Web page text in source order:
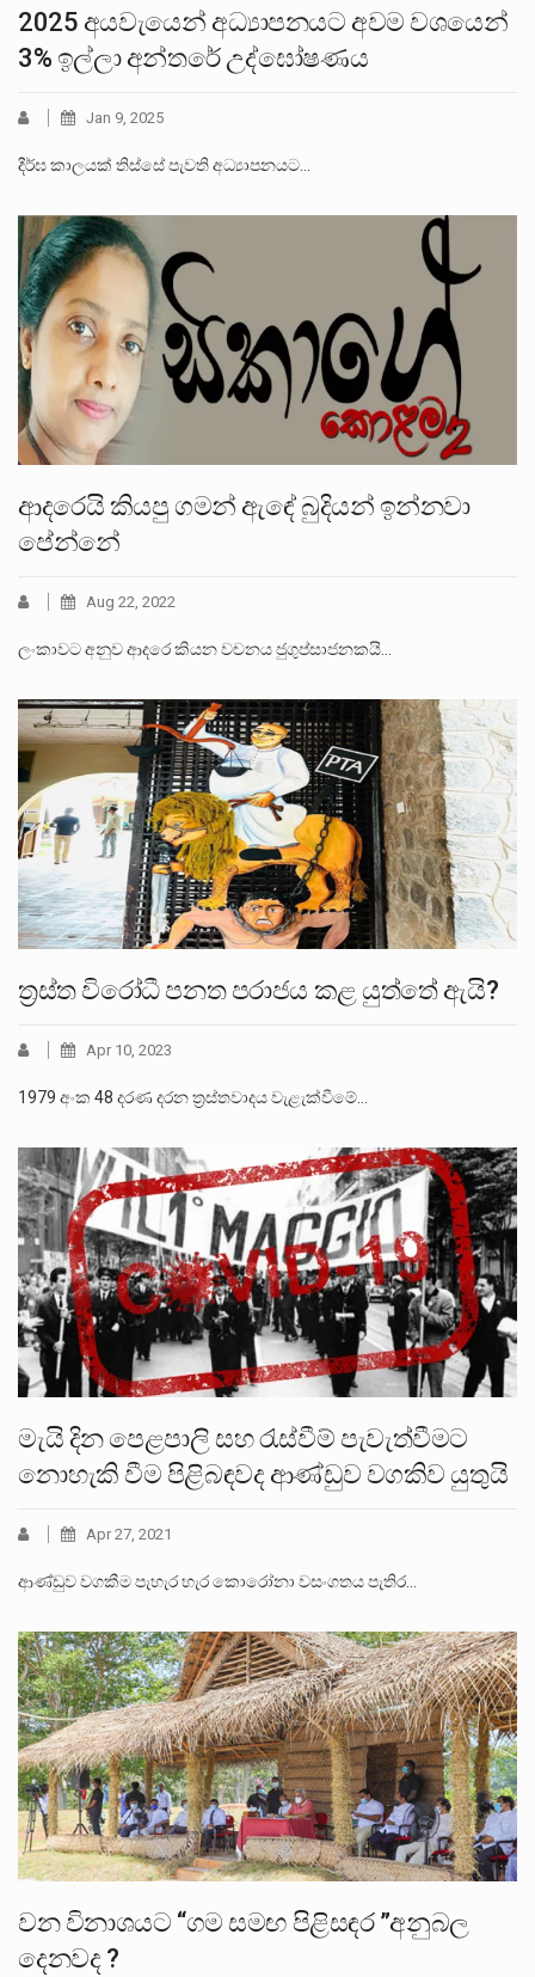
2025 අයවැයෙන් අධ්‍යාපනයට අවම වශයෙන්
3% ඉල්ලා අන්තරේ උද්ඝෝෂණය
Jan 9, 2025
දීර්ඝ කාලයක් තිස්සේ පැවති අධ්‍යාපනයට…
ආදරෙයි කියපු ගමන් ඇඳේ බුදියන් ඉන්නවා
පේන්නේ
Aug 22, 2022
ලංකාවට අනුව ආදරෙ කියන වචනය ජුගුප්සාජනකයි…
ත්‍රස්ත විරෝධී පනත පරාජය කළ යුත්තේ ඇයි?
Apr 10, 2023
1979 අංක 48 දරණ දරන ත්‍රස්තවාදය වැළැක්වීමේ…
මැයි දින පෙළපාලි සහ රැස්වීම් පැවැත්වීමට
නොහැකි වීම පිළිබඳවද ආණ්ඩුව වගකිව යුතුයි
Apr 27, 2021
ආණ්ඩුව වගකීම පැහැර හැර කොරෝනා වසංගතය පැතිර…
වන විනාශයට “ගම සමඟ පිළිසඳර ”අනුබල
දෙනවද ?